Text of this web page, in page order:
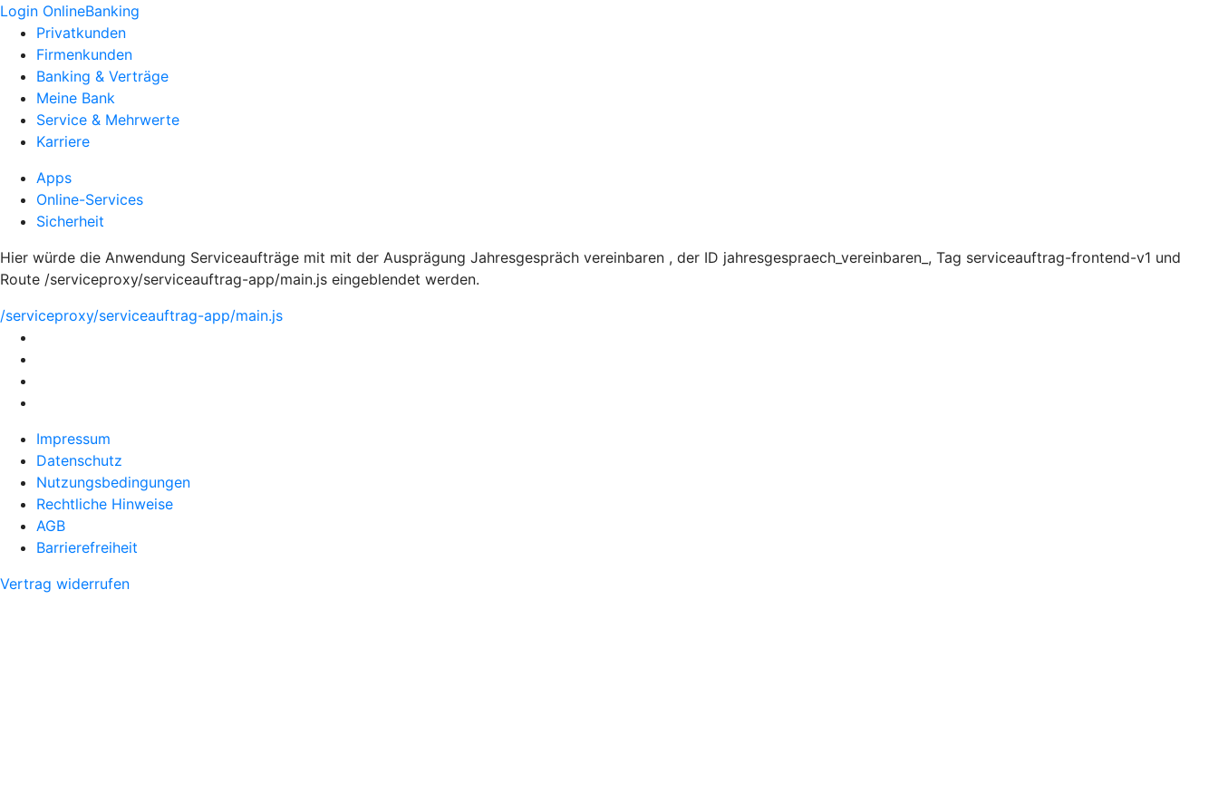
Login OnlineBanking
Privatkunden
Firmenkunden
Banking & Verträge
Meine Bank
Service & Mehrwerte
Karriere
Apps
Online-Services
Sicherheit
Hier würde die Anwendung Serviceaufträge mit mit der Ausprägung Jahresgespräch vereinbaren , der ID jahresgespraech_vereinbaren_, Tag serviceauftrag-frontend-v1 und
Route /serviceproxy/serviceauftrag-app/main.js eingeblendet werden.
/serviceproxy/serviceauftrag-app/main.js
Impressum
Datenschutz
Nutzungsbedingungen
Rechtliche Hinweise
AGB
Barrierefreiheit
Vertrag widerrufen